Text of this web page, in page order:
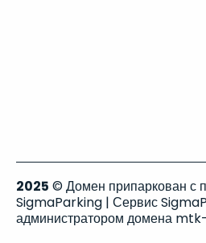
2025 © Домен припаркован с
SigmaParking | Сервис
администратором домена